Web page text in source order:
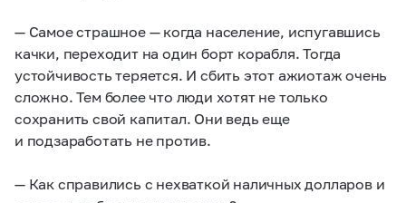
— Самое страшное — когда население, испугавшись
качки, переходит на один борт корабля. Тогда
устойчивость теряется. И сбить этот ажиотаж очень
сложно. Тем более что люди хотят не только
сохранить свой капитал. Они ведь еще
и подзаработать не против.
— Как справились с нехваткой наличных долларов и